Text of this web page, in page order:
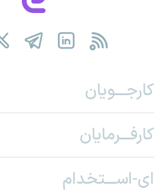
کارجـــویان
کارفـــرمایان
ای-اســـتخدام